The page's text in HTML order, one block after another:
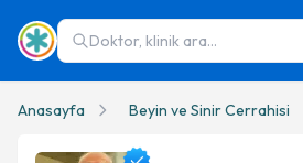
Doktor, klinik ara...
Anasayfa Beyin ve Sinir Cerrahisi